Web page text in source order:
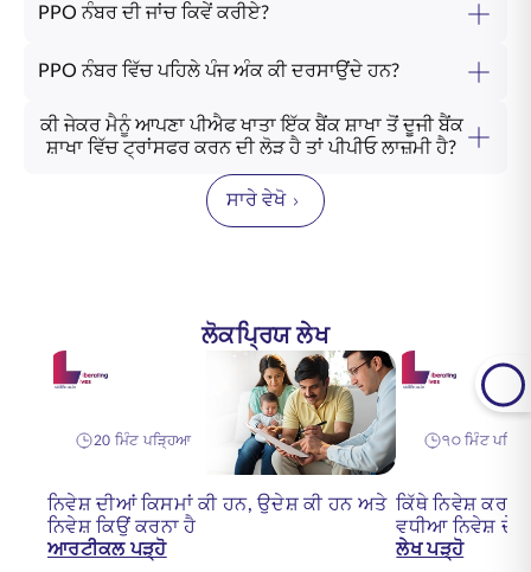
PPO ਨੰਬਰ ਦੀ ਜਾਂਚ ਕਿਵੇਂ ਕਰੀਏ?
PPO ਨੰਬਰ ਵਿੱਚ ਪਹਿਲੇ ਪੰਜ ਅੰਕ ਕੀ ਦਰਸਾਉਂਦੇ ਹਨ?
ਕੀ ਜੇਕਰ ਮੈਨੂੰ ਆਪਣਾ ਪੀਐਫ ਖਾਤਾ ਇੱਕ ਬੈਂਕ ਸ਼ਾਖਾ ਤੋਂ ਦੂਜੀ ਬੈਂਕ
ਸ਼ਾਖਾ ਵਿੱਚ ਟ੍ਰਾਂਸਫਰ ਕਰਨ ਦੀ ਲੋੜ ਹੈ ਤਾਂ ਪੀਪੀਓ ਲਾਜ਼ਮੀ ਹੈ?
ਸਾਰੇ ਵੇਖੋ
ਲੋਕਪ੍ਰਿਯ ਲੇਖ
20 ਮਿੰਟ ਪੜ੍ਹਿਆ
ਨਿਵੇਸ਼ ਦੀਆਂ ਕਿਸਮਾਂ ਕੀ ਹਨ, ਉਦੇਸ਼ ਕੀ ਹਨ ਅਤੇ
ਨਿਵੇਸ਼ ਕਿਉਂ ਕਰਨਾ ਹੈ
ਆਰਟੀਕਲ ਪੜ੍ਹੋ
੧੦ ਮਿੰਟ
ਕਿੱਥੇ ਨਿਵੇਸ਼
ਵਧੀਆ ਨਿਵੇਸ਼ ਦੇ
ਲੇਖ ਪੜ੍ਹੋ